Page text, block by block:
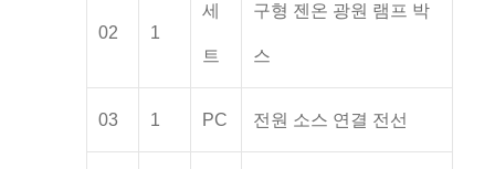
02 1
세
트
구형 젠온 광원 램프 박
스
03 1 PC 전원 소스 연결 전선